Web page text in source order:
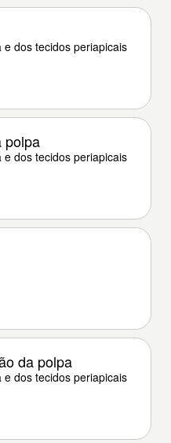
dos tecidos periapicais
polpa
dos tecidos periapicais
da polpa
dos tecidos periapicais